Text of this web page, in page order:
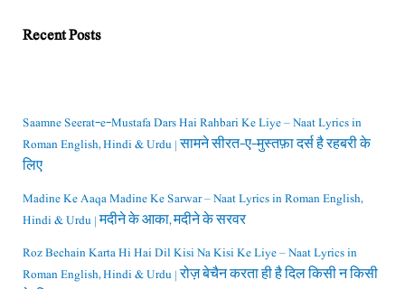
Recent Posts
Saamne Seerat-e-Mustafa Dars Hai Rahbari Ke Liye – Naat Lyrics in
Roman English, Hindi & Urdu | सामने सीरत-ए-मुस्तफ़ा दर्स है रहबरी के
लिए
Madine Ke Aaqa Madine Ke Sarwar – Naat Lyrics in Roman English,
Hindi & Urdu | मदीने के आका, मदीने के सरवर
Roz Bechain Karta Hi Hai Dil Kisi Na Kisi Ke Liye – Naat Lyrics in
Roman English, Hindi & Urdu | रोज़ बेचैन करता ही है दिल किसी न किसी